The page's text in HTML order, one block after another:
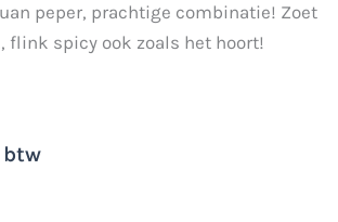
peper, prachtige combinatie! Zoet
flink spicy ook zoals het hoort!